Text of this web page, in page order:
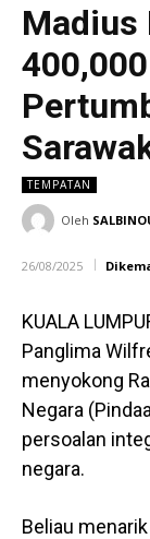
Madius
TEMPATAN
Oleh
26/08/2025
KUALA
Panglima
menyokong
Negara
persoalan
negara.
Beliau